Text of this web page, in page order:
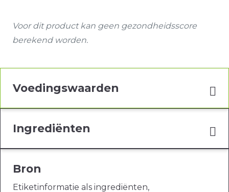
Voor dit product kan geen gezondheidsscore
berekend worden.
Voedingswaarden
Ingrediënten
Bron
Etiketinformatie als ingrediënten,